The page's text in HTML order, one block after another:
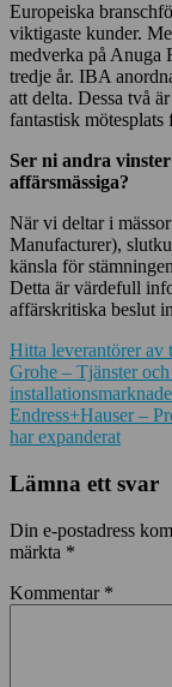
Europeiska
viktigaste kunder.
medverka på Anuga
tredje år. IBA
att delta. Dessa två
fantastisk
Ser ni andra
affärsmässiga?
När vi deltar i
Manufacturer),
känsla för
Detta är värdefull
affärskritiska beslut
Hitta leverantörer av
Grohe – Tjänster
Endress+Hauser –
har expanderat
Lämna ett svar
Din e-postadress
märkta *
Kommentar *